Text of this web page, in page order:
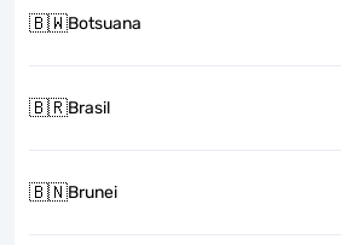
🇧🇼Botsuana
🇧🇷Brasil
🇧🇳Brunei